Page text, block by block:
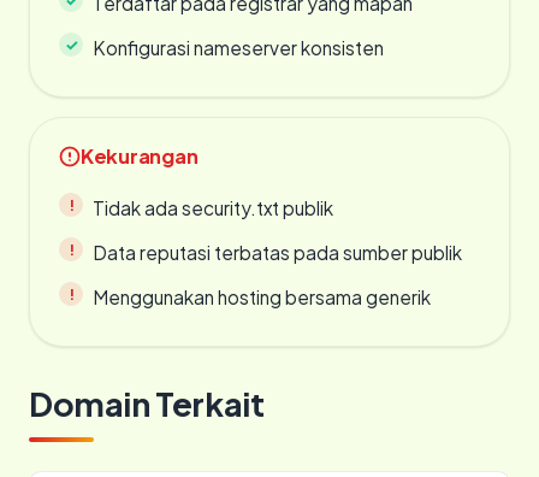
Konfigurasi nameserver konsisten
Kekurangan
Tidak ada security.txt publik
Data reputasi terbatas pada sumber publik
Menggunakan hosting bersama generik
Domain Terkait